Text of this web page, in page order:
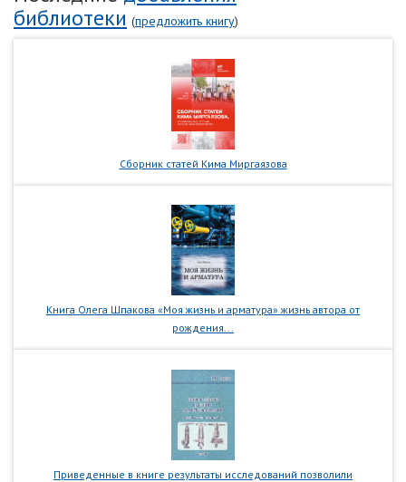
библиотеки (предложить книгу)
Сборник статей Кима Миргаязова
Книга Олега Шпакова «Моя жизнь и арматура» жизнь автора от
рождения...
Приведенные в книге результаты исследований позволили